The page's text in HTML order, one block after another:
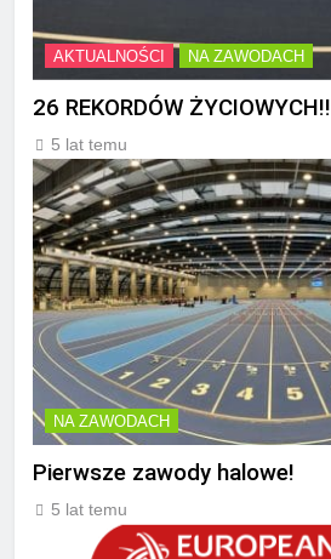
AKTUALNOŚCI NA ZAWODACH
26 REKORDÓW ŻYCIOWYCH!!
5 lat temu
NA ZAWODACH
Pierwsze zawody halowe!
5 lat temu